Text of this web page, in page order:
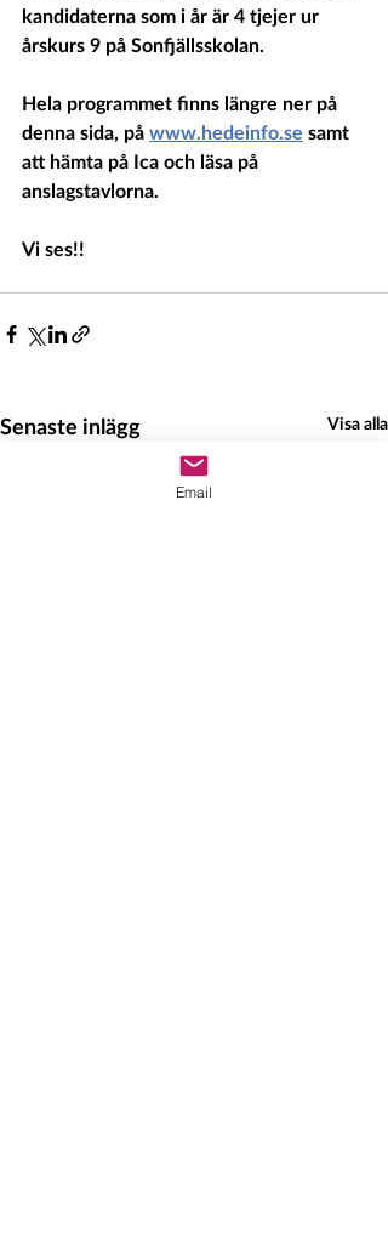
kandidaterna som i år är 4 tjejer ur
årskurs 9 på Sonfjällsskolan.
Hela programmet finns längre ner på
denna sida, på www.hedeinfo.se samt
att hämta på Ica och läsa på
anslagstavlorna.
Vi ses!!
Senaste inlägg Visa alla
Email